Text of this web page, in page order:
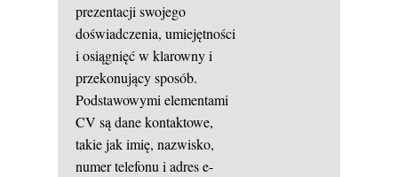
prezentacji swojego
doświadczenia, umiejętności
i osiągnięć w klarowny i
przekonujący sposób.
Podstawowymi elementami
CV są dane kontaktowe,
takie jak imię, nazwisko,
numer telefonu i adres e-